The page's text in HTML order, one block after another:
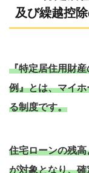
及び繰越控
『特定居住用財
例』とは、マイ
る制度です。
住宅ローンの残
が対象となり、